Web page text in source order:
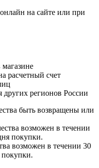
на сайте или при
расчетный счет
регионов России
быть возвращены или
возможен в течении
покупки.
возможен в течении 30
покупки.